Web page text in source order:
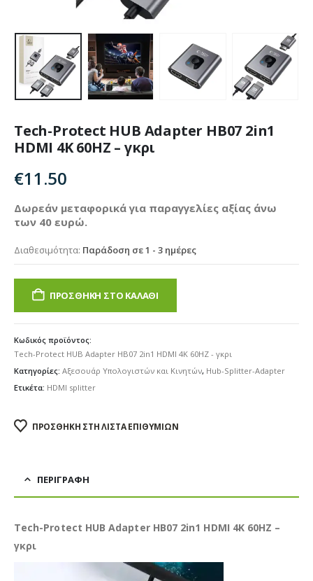
Tech-Protect HUB Adapter HB07 2in1
HDMI 4K 60HZ – γκρι
€11.50
Δωρεάν μεταφορικά για παραγγελίες αξίας άνω
των 40 ευρώ.
Διαθεσιμότητα: Παράδοση σε 1 - 3 ημέρες
ΠΡΟΣΘΉΚΗ ΣΤΟ ΚΑΛΆΘΙ
Κωδικός προϊόντος:
Tech-Protect HUB Adapter HB07 2in1 HDMI 4K 60HZ - γκρι
Κατηγορίες: Αξεσουάρ Υπολογιστών και Κινητών, Hub-Splitter-Adapter
Ετικέτα: HDMI splitter
ΠΡΟΣΘΉΚΗ ΣΤΗ ΛΊΣΤΑ ΕΠΙΘΥΜΙΏΝ
ΠΕΡΙΓΡΑΦΉ
Tech-Protect HUB Adapter HB07 2in1 HDMI 4K 60HZ –
γκρι